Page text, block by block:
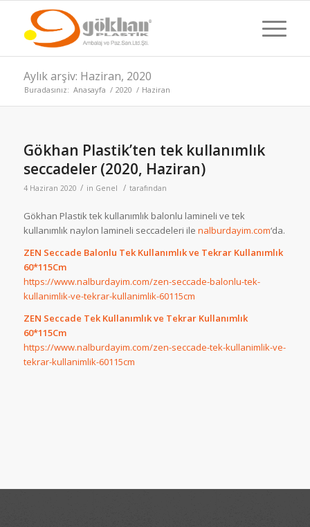
Aylık arşiv: Haziran, 2020
Buradasınız: Anasayfa / 2020 / Haziran
Gökhan Plastik’ten tek kullanımlık
seccadeler (2020, Haziran)
4 Haziran 2020 / in Genel / tarafından
Gökhan Plastik tek kullanımlık balonlu lamineli ve tek
kullanımlık naylon lamineli seccadeleri ile nalburdayim.com‘da.
ZEN Seccade Balonlu Tek Kullanımlık ve Tekrar Kullanımlık
60*115Cm
https://www.nalburdayim.com/zen-seccade-balonlu-tek-
kullanimlik-ve-tekrar-kullanimlik-60115cm
ZEN Seccade Tek Kullanımlık ve Tekrar Kullanımlık
60*115Cm
https://www.nalburdayim.com/zen-seccade-tek-kullanimlik-ve-
tekrar-kullanimlik-60115cm